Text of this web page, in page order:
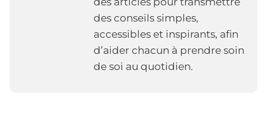
des conseils simples,
accessibles et inspirants, afin
d’aider chacun à prendre soin
de soi au quotidien.